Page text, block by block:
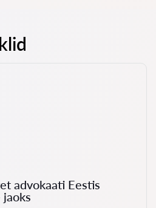
advokaati Eestis
jaoks